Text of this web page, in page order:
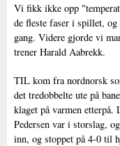
Vi fikk ikke opp
de fleste faser i spillet,
gang. Videre gjorde vi
trener Harald Aabrekk.
TIL kom fra nordnorsk
det tredobbelte ute på
klaget på varmen etterpå.
Pedersen var i storslag,
inn, og stoppet på 4-0 til